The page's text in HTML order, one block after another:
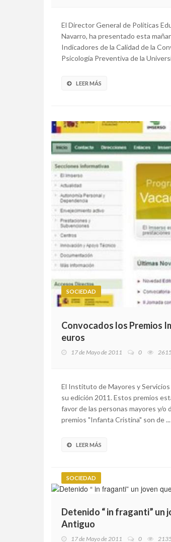
El Director General de Políticas
Navarro, ha presentado esta
Indicadores de la Calidad de la
Psicología Preventiva de la
LEER MÁS
SOCIEDAD
Convocados los Premios
euros
17 de Mayo de 2011 0
El Instituto de Mayores y Servicios
su edición 2011. Estos premios
favor de las personas mayores y/o
premios "Infanta Cristina" son de ...
LEER MÁS
SOCIEDAD
Detenido “ in fraganti” un
Antiguo
17 de Mayo de 2011 0